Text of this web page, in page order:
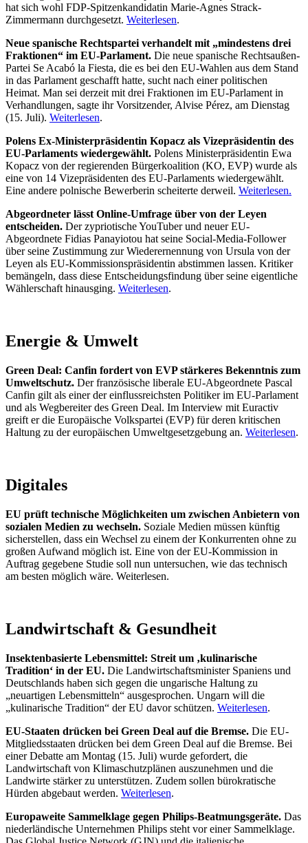
hat sich wohl FDP-Spitzenkandidatin Marie-Agnes Strack-
Zimmermann durchgesetzt. Weiterlesen.
Neue spanische Rechtspartei verhandelt mit „mindestens drei
Fraktionen“ im EU-Parlament. Die neue spanische Rechtsaußen-
Partei Se Acabó la Fiesta, die es bei den EU-Wahlen aus dem Stand
in das Parlament geschafft hatte, sucht nach einer politischen
Heimat. Man sei derzeit mit drei Fraktionen im EU-Parlament in
Verhandlungen, sagte ihr Vorsitzender, Alvise Pérez, am Dienstag
(15. Juli). Weiterlesen.
Polens Ex-Ministerpräsidentin Kopacz als Vizepräsidentin des
EU-Parlaments wiedergewählt. Polens Ministerpräsidentin Ewa
Kopacz von der regierenden Bürgerkoalition (KO, EVP) wurde als
eine von 14 Vizepräsidenten des EU-Parlaments wiedergewählt.
Eine andere polnische Bewerberin scheiterte derweil. Weiterlesen.
Abgeordneter lässt Online-Umfrage über von der Leyen
entscheiden. Der zypriotische YouTuber und neuer EU-
Abgeordnete Fidias Panayiotou hat seine Social-Media-Follower
über seine Zustimmung zur Wiederernennung von Ursula von der
Leyen als EU-Kommissionspräsidentin abstimmen lassen. Kritiker
bemängeln, dass diese Entscheidungsfindung über seine eigentliche
Wählerschaft hinausging. Weiterlesen.
Energie & Umwelt
Green Deal: Canfin fordert von EVP stärkeres Bekenntnis zum
Umweltschutz. Der französische liberale EU-Abgeordnete Pascal
Canfin gilt als einer der einflussreichsten Politiker im EU-Parlament
und als Wegbereiter des Green Deal. Im Interview mit Euractiv
greift er die Europäische Volkspartei (EVP) für deren kritischen
Haltung zu der europäischen Umweltgesetzgebung an. Weiterlesen.
Digitales
EU prüft technische Möglichkeiten um zwischen Anbietern von
sozialen Medien zu wechseln. Soziale Medien müssen künftig
sicherstellen, dass ein Wechsel zu einem der Konkurrenten ohne zu
großen Aufwand möglich ist. Eine von der EU-Kommission in
Auftrag gegebene Studie soll nun untersuchen, wie das technisch
am besten möglich wäre. Weiterlesen.
Landwirtschaft & Gesundheit
Insektenbasierte Lebensmittel: Streit um ‚kulinarische
Tradition‘ in der EU. Die Landwirtschaftsminister Spaniens und
Deutschlands haben sich gegen die ungarische Haltung zu
„neuartigen Lebensmitteln“ ausgesprochen. Ungarn will die
„kulinarische Tradition“ der EU davor schützen. Weiterlesen.
EU-Staaten drücken bei Green Deal auf die Bremse. Die EU-
Mitgliedsstaaten drücken bei dem Green Deal auf die Bremse. Bei
einer Debatte am Montag (15. Juli) wurde gefordert, die
Landwirtschaft von Klimaschutzplänen auszunehmen und die
Landwirte stärker zu unterstützen. Zudem sollen bürokratische
Hürden abgebaut werden. Weiterlesen.
Europaweite Sammelklage gegen Philips-Beatmungsgeräte. Das
niederländische Unternehmen Philips steht vor einer Sammelklage.